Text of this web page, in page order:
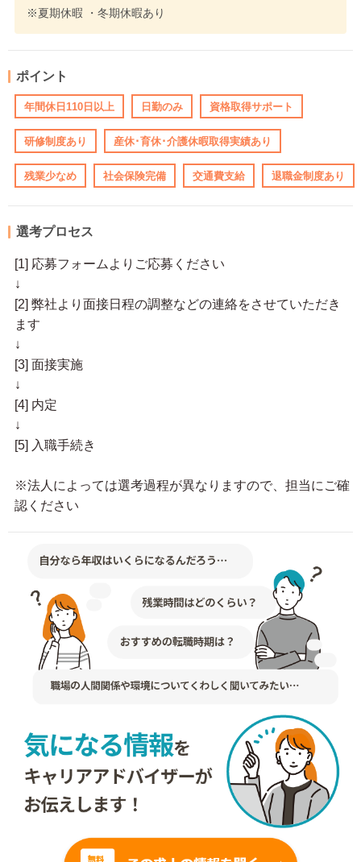
※夏期休暇 ・冬期休暇あり
ポイント
年間休日110日以上 日勤のみ 資格取得サポート
研修制度あり 産休･育休･介護休暇取得実績あり
残業少なめ 社会保険完備 交通費支給 退職金制度あり
選考プロセス
[1] 応募フォームよりご応募ください
↓
[2] 弊社より面接日程の調整などの連絡をさせていただき
ます
↓
[3] 面接実施
↓
[4] 内定
↓
[5] 入職手続き
※法人によっては選考過程が異なりますので、担当にご確
認ください